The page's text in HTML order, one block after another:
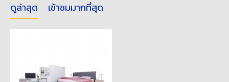
ดูล่าสุด เข้าชมมากที่สุด